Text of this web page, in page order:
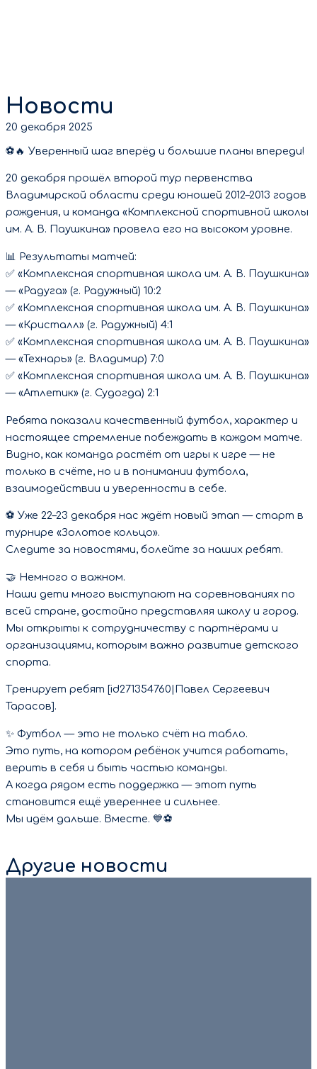
Новости
20 декабря 2025
⚽🔥 Уверенный шаг вперёд и большие планы впереди!
20 декабря прошёл второй тур первенства
Владимирской области среди юношей 2012–2013 годов
рождения, и команда «Комплексной спортивной школы
им. А. В. Паушкина» провела его на высоком уровне.
📊 Результаты матчей:
✅ «Комплексная спортивная школа им. А. В. Паушкина»
— «Радуга» (г. Радужный) 10:2
✅ «Комплексная спортивная школа им. А. В. Паушкина»
— «Кристалл» (г. Радужный) 4:1
✅ «Комплексная спортивная школа им. А. В. Паушкина»
— «Технарь» (г. Владимир) 7:0
✅ «Комплексная спортивная школа им. А. В. Паушкина»
— «Атлетик» (г. Судогда) 2:1
Ребята показали качественный футбол, характер и
настоящее стремление побеждать в каждом матче.
Видно, как команда растёт от игры к игре — не
только в счёте, но и в понимании футбола,
взаимодействии и уверенности в себе.
⚽ Уже 22–23 декабря нас ждёт новый этап — старт в
турнире «Золотое кольцо».
Следите за новостями, болейте за наших ребят.
🤝 Немного о важном.
Наши дети много выступают на соревнованиях по
всей стране, достойно представляя школу и город.
Мы открыты к сотрудничеству с партнёрами и
организациями, которым важно развитие детского
спорта.
Тренирует ребят [id271354760|Павел Сергеевич
Тарасов].
✨ Футбол — это не только счёт на табло.
Это путь, на котором ребёнок учится работать,
верить в себя и быть частью команды.
А когда рядом есть поддержка — этот путь
становится ещё увереннее и сильнее.
Мы идём дальше. Вместе. 💙⚽
Другие новости